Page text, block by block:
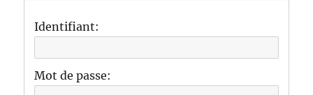
Identifiant:
Mot de passe: